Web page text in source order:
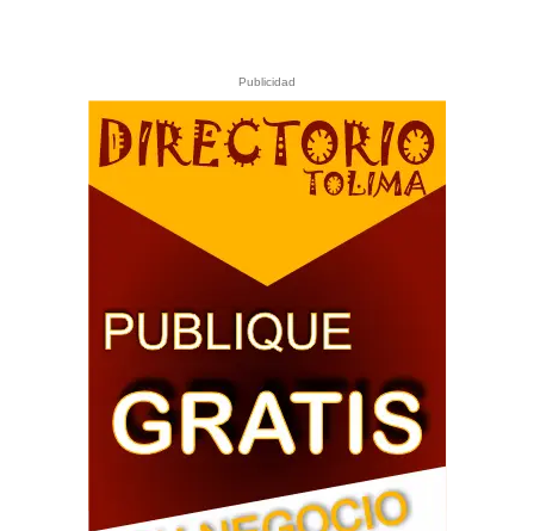
Publicidad